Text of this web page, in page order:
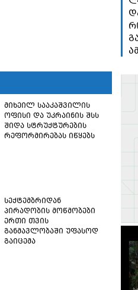
მიხეილ სააკაშვილის
ოფისი და უკრაინის შსს
შიდა სტრუქტურების
რეფორმირებას იწყებს
სექტემბრიდან
პირადობის მოწმობები
ერთი თვის
განმავლობაში უფასოდ
გაიცემა